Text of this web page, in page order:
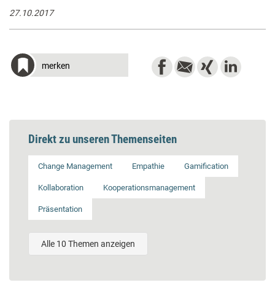
27.10.2017
merken
Direkt zu unseren Themenseiten
Change Management Empathie Gamification
Kollaboration Kooperationsmanagement
Präsentation
Alle 10 Themen anzeigen